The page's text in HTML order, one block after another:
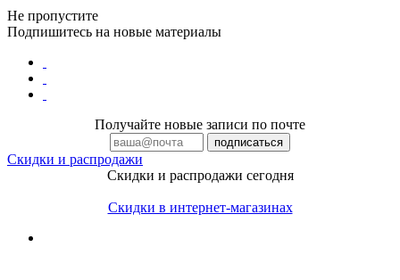
Не пропустите
Подпишитесь на новые материалы
Получайте новые записи по почте
Скидки и распродажи
Скидки и распродажи сегодня
Скидки в интернет-магазинах